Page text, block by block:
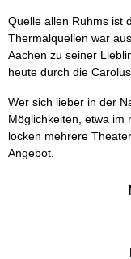
Quelle allen Ruhms ist
Thermalquellen war
Aachen zu seiner
heute durch die
Wer sich lieber in der
Möglichkeiten, etwa im
locken mehrere
Angebot.